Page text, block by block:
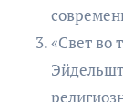
«Свет во